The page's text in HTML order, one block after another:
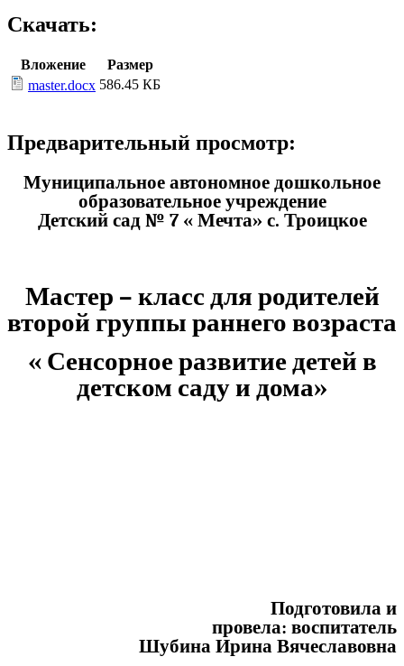
Скачать:
Вложение
Размер
master.docx 586.45 КБ
Предварительный просмотр:
Муниципальное автономное дошкольное
образовательное учреждение
Детский сад № 7 « Мечта» с. Троицкое
Мастер – класс для родителей
второй группы раннего возраста
« Сенсорное развитие детей в
детском саду и дома»
Подготовила и
провела: воспитатель
Шубина Ирина Вячеславовна